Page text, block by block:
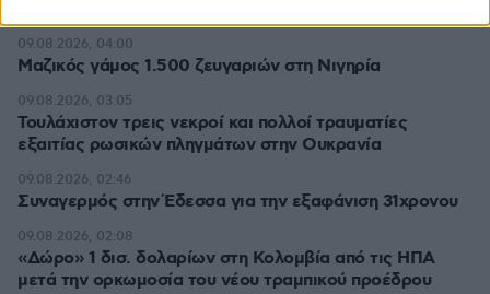
Μαζικός γάμος 1.500 ζευγαριών στη Νιγηρία
09.08.2026, 04:00
Τουλάχιστον τρεις νεκροί και πολλοί τραυματίες
εξαιτίας ρωσικών πληγμάτων στην Ουκρανία
09.08.2026, 03:05
Συναγερμός στην Έδεσσα για την εξαφάνιση 31χρονου
09.08.2026, 02:46
«Δώρο» 1 δισ. δολαρίων στη Κολομβία από τις ΗΠΑ
μετά την ορκωμοσία του νέου τραμπικού προέδρου
09.08.2026, 02:08